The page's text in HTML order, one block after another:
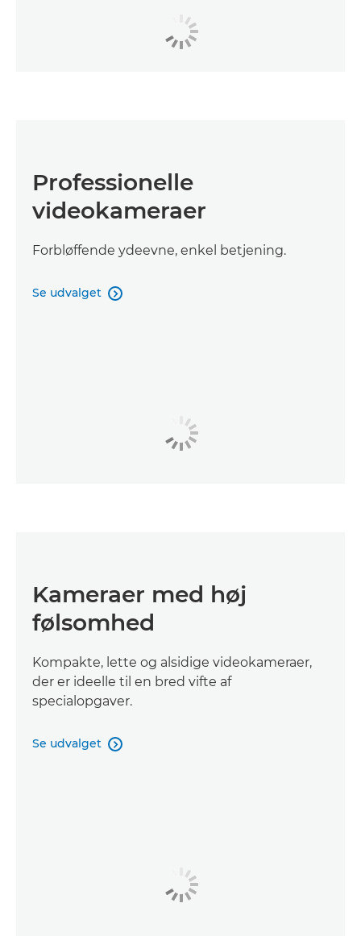
Professionelle
videokameraer
Forbløffende ydeevne, enkel betjening.
Se udvalget 
Kameraer med høj
følsomhed
Kompakte, lette og alsidige videokameraer,
der er ideelle til en bred vifte af
specialopgaver.
Se udvalget 